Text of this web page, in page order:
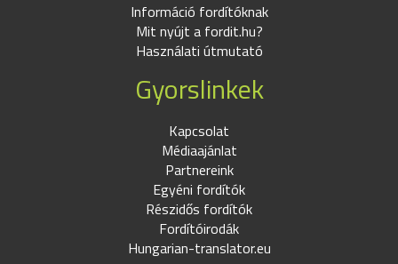
Információ fordítóknak
Mit nyújt a fordit.hu?
Használati útmutató
Gyorslinkek
Kapcsolat
Médiaajánlat
Partnereink
Egyéni fordítók
Részidős fordítók
Fordítóirodák
Hungarian-translator.eu